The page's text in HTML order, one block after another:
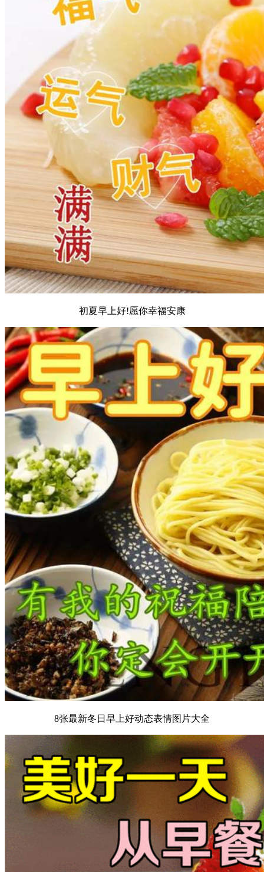
初夏早上好!愿你幸福安康
8张最新冬日早上好动态表情图片大全